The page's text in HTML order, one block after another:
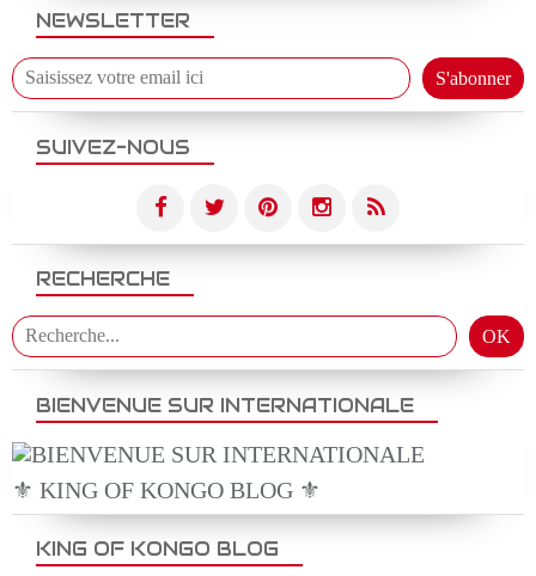
NEWSLETTER
SUIVEZ-NOUS
RECHERCHE
BIENVENUE SUR INTERNATIONALE
⚜️ KING OF KONGO BLOG ⚜️
KING OF KONGO BLOG